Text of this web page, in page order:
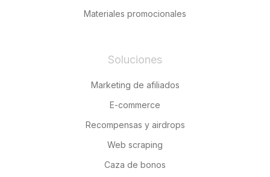
Materiales promocionales
Soluciones
Marketing de afiliados
E-commerce
Recompensas y airdrops
Web scraping
Caza de bonos